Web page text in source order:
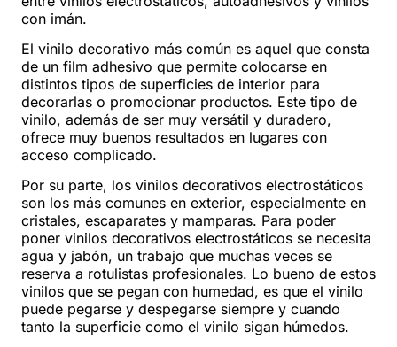
con imán.
El vinilo decorativo más común es aquel que consta
de un film adhesivo que permite colocarse en
distintos tipos de superficies de interior para
decorarlas o promocionar productos. Este tipo de
vinilo, además de ser muy versátil y duradero,
ofrece muy buenos resultados en lugares con
acceso complicado.
Por su parte, los vinilos decorativos electrostáticos
son los más comunes en exterior, especialmente en
cristales, escaparates y mamparas. Para poder
poner vinilos decorativos electrostáticos se necesita
agua y jabón, un trabajo que muchas veces se
reserva a rotulistas profesionales. Lo bueno de estos
vinilos que se pegan con humedad, es que el vinilo
puede pegarse y despegarse siempre y cuando
tanto la superficie como el vinilo sigan húmedos.